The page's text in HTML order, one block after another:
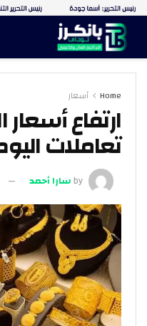
Home أسعار
ارتفاع
تعاملات
byسارا أحمد